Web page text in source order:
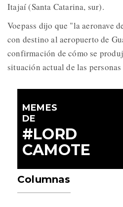
Itajaí (Santa Catarina, sur).
Voepass dijo que "la aeronave
con destino al aeropuerto de
confirmación de cómo se
situación actual de las
MEMES
DE
#LORD
CAMOTE
Columnas